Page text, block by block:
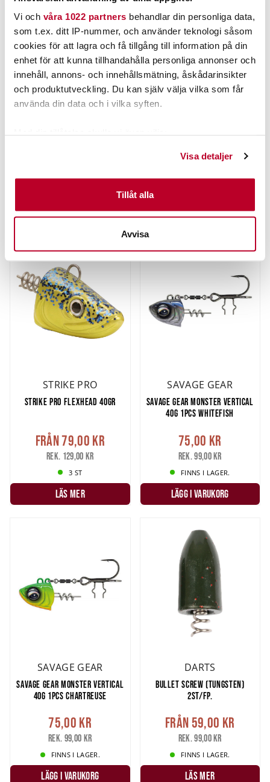
Vi och våra 1022 partners behandlar din personliga data,
som t.ex. ditt IP-nummer, och använder teknologi såsom
cookies för att lagra och få tillgång till information på din
enhet för att kunna tillhandahålla personliga annonser och
innehåll, annons- och innehållsmätning, åskådarinsikter
och produktutveckling. Du kan själv välja vilka som får
använda din data och i vilka syften.
Identifiera din enhet genom att aktivt skanna den för
specifika kännetecken (fingeravtryck)
Ta reda på mer om hur dina personliga uppgifter
Du kan ändra eller dra tillbaka ditt samtycke när som
helst från cookie-förklaringen.
Vi använder enhetsidentifierare för att anpassa innehållet
och annonserna till användarna, tillhandahålla funktioner
för sociala medier och analysera vår trafik. Vi
vidarebefordrar även sådana identifierare och annan
information från din enhet till de sociala medier och
information som du har tillhandahållit eller som de har
samlat in när du har använt deras tjänster.
Visa detaljer
Tillåt alla
Avvisa
BFT
LÄS MER
55,00 kr
LÄS MER
STRIKE PRO
STRIKE PRO FLEXHEAD 40GR
Från79,00 kr
Rek. 129,00 kr
3 ST
LÄS MER
SAVAGE GEAR
SAVAGE GEAR MONSTER VERTICAL
40G 1PCS WHITEFISH
75,00 kr
Rek. 99,00 kr
FINNS I LAGER.
LÄGG I VARUKORG
SAVAGE GEAR
SAVAGE GEAR MONSTER VERTICAL
40G 1PCS CHARTREUSE
75,00 kr
Rek. 99,00 kr
FINNS I LAGER.
LÄGG I VARUKORG
DARTS
BULLET SCREW (TUNGSTEN)
2ST/FP.
Från 59,00 kr
Rek. 99,00 kr
FINNS I LAGER.
LÄS MER